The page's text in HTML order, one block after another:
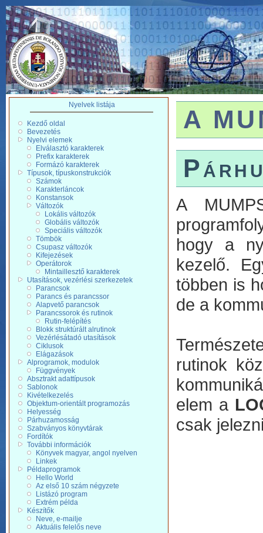
Nyelvek listája
Kezdő oldal
Bevezetés
Nyelvi elemek
Elválasztó karakterek
Prefix karakterek
Formázó karakterek
Típusok, típuskonstrukciók
Számok
Karakterláncok
Konstansok
Változók
Lokális változók
Globális változók
Speciális változók
Tömbök
Csupasz változók
Kifejezések
Operátorok
Mintaillesztő karakterek
Utasítások, vezérlési szerkezetek
Parancsok
Parancs és parancssor
Alapvető parancsok
Parancssorok és rutinok
Rutin-felépítés
Blokk struktúrált alrutinok
Vezérlésátadó utasítások
Ciklusok
Elágazások
Alprogramok, modulok
Függvények
Absztrakt adattípusok
Sablonok
Kivételkezelés
Objektum-orientált programozás
Helyesség
Párhuzamosság
Szabványos könyvtárak
Fordítók
További információk
Könyvek magyar, angol nyelven
Linkek
Példaprogramok
Hello World
Az első 10 szám négyzete
Listázó program
Extrém példa
Készítők
Neve, e-mailje
Aktuális felelős neve
A
A
hogy a
kezelő.
többen is
de a
rutinok
elem a
csak